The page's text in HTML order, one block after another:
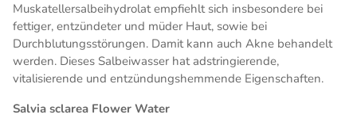
Muskatellersalbeihydrolat empfiehlt sich insbesondere bei
fettiger, entzündeter und müder Haut, sowie bei
Durchblutungsstörungen. Damit kann auch Akne behandelt
werden. Dieses Salbeiwasser hat adstringierende,
vitalisierende und entzündungshemmende Eigenschaften.
Salvia sclarea Flower Water